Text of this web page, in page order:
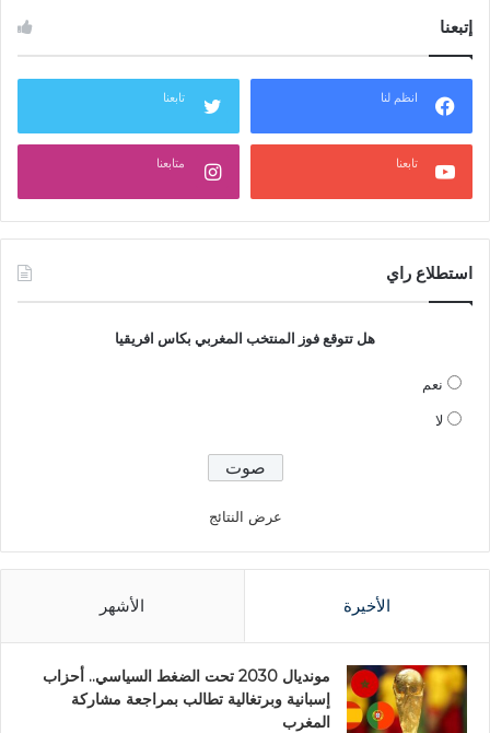
إتبعنا
انظم لنا تابعنا
تابعنا متابعنا
استطلاع راي
هل تتوقع فوز المنتخب المغربي بكاس افريقيا
نعم
لا
عرض النتائج
الأخيرة الأشهر
مونديال 2030 تحت الضغط السياسي.. أحزاب
إسبانية وبرتغالية تطالب بمراجعة مشاركة
المغرب